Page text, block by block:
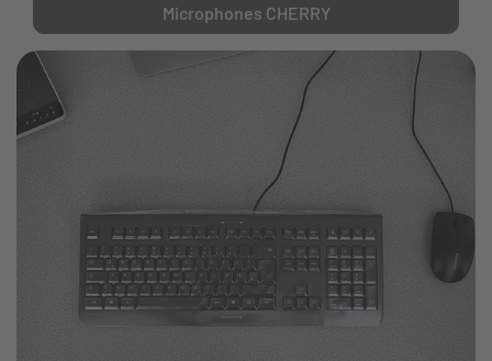
Microphones CHERRY